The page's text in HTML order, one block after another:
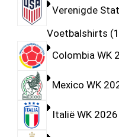
Verenigde
Voetbalshirts
Colombia WK
Mexico WK
Italië WK